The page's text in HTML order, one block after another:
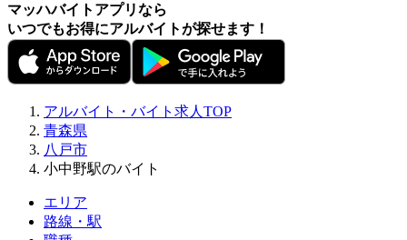
マッハバイトアプリなら
いつでもお得にアルバイトが探せます！
アルバイト・バイト求人TOP
青森県
八戸市
小中野駅のバイト
エリア
路線・駅